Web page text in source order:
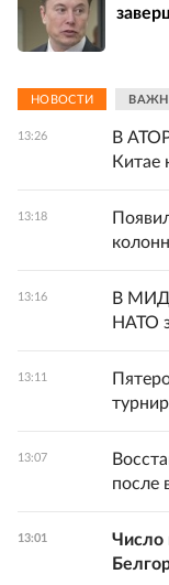
НОВОСТИ
13:26
В
Китае
13:18
13:16
В МИД
НАТО
13:11
13:07
после
13:01
Число